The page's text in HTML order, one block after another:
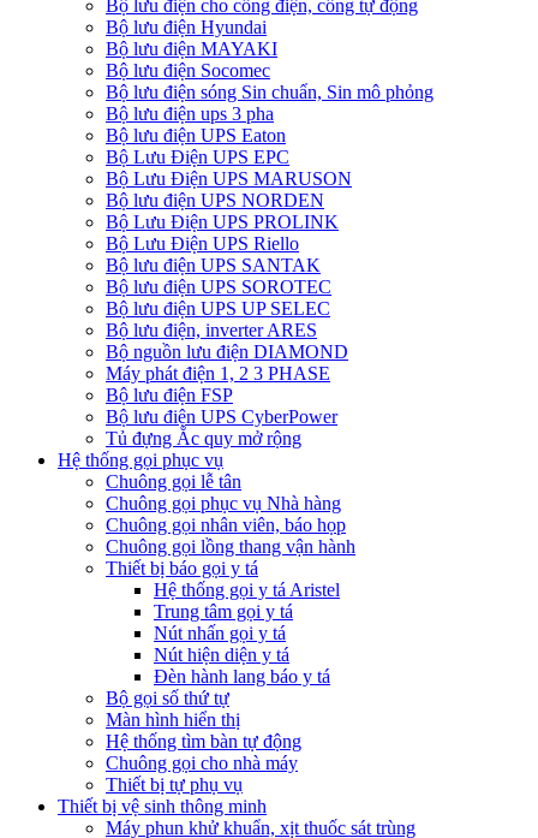
Bộ lưu điện cho cổng điện, cổng tự động
Bộ lưu điện Hyundai
Bộ lưu điện MAYAKI
Bộ lưu điện Socomec
Bộ lưu điện sóng Sin chuẩn, Sin mô phỏng
Bộ lưu điện ups 3 pha
Bộ lưu điện UPS Eaton
Bộ Lưu Điện UPS EPC
Bộ Lưu Điện UPS MARUSON
Bộ lưu điện UPS NORDEN
Bộ Lưu Điện UPS PROLINK
Bộ Lưu Điện UPS Riello
Bộ lưu điện UPS SANTAK
Bộ lưu điện UPS SOROTEC
Bộ lưu điện UPS UP SELEC
Bộ lưu điện, inverter ARES
Bộ nguồn lưu điện DIAMOND
Máy phát điện 1, 2 3 PHASE
Bộ lưu điện FSP
Bộ lưu điện UPS CyberPower
Tủ đựng Ắc quy mở rộng
Hệ thống gọi phục vụ
Chuông gọi lễ tân
Chuông gọi phục vụ Nhà hàng
Chuông gọi nhân viên, báo họp
Chuông gọi lồng thang vận hành
Thiết bị báo gọi y tá
Hệ thống gọi y tá Aristel
Trung tâm gọi y tá
Nút nhấn gọi y tá
Nút hiện diện y tá
Đèn hành lang báo y tá
Bộ gọi số thứ tự
Màn hình hiển thị
Hệ thống tìm bàn tự động
Chuông gọi cho nhà máy
Thiết bị tự phụ vụ
Thiết bị vệ sinh thông minh
Máy phun khử khuẩn, xịt thuốc sát trùng